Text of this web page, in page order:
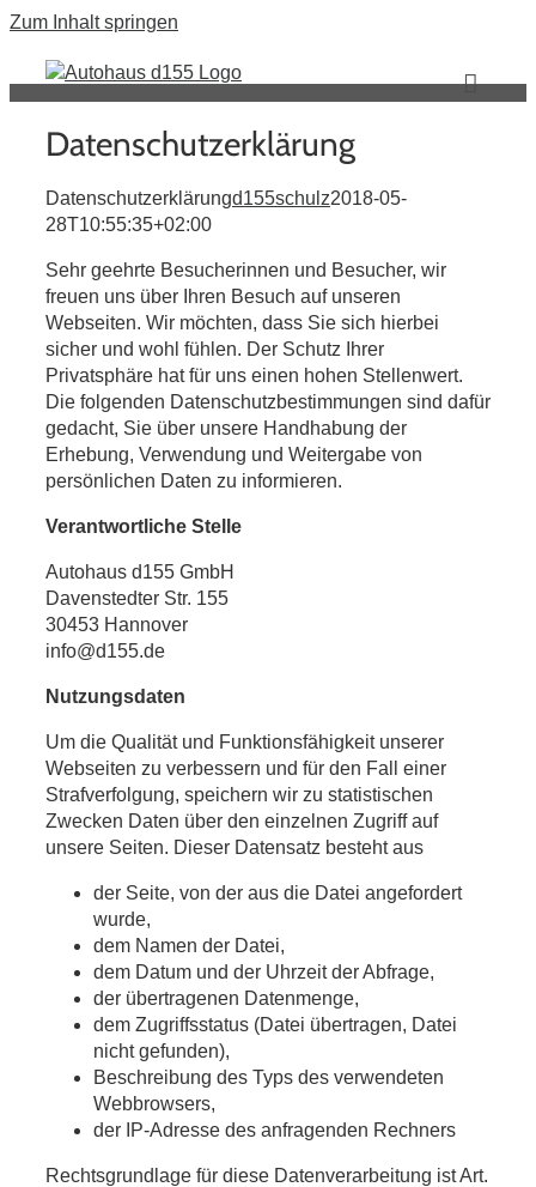
Zum Inhalt springen
Datenschutzerklärung
Datenschutzerklärungd155schulz2018-05-
28T10:55:35+02:00
Sehr geehrte Besucherinnen und Besucher, wir
freuen uns über Ihren Besuch auf unseren
Webseiten. Wir möchten, dass Sie sich hierbei
sicher und wohl fühlen. Der Schutz Ihrer
Privatsphäre hat für uns einen hohen Stellenwert.
Die folgenden Datenschutzbestimmungen sind dafür
gedacht, Sie über unsere Handhabung der
Erhebung, Verwendung und Weitergabe von
persönlichen Daten zu informieren.
Verantwortliche Stelle
Autohaus d155 GmbH
Davenstedter Str. 155
30453 Hannover
info@d155.de
Nutzungsdaten
Um die Qualität und Funktionsfähigkeit unserer
Webseiten zu verbessern und für den Fall einer
Strafverfolgung, speichern wir zu statistischen
Zwecken Daten über den einzelnen Zugriff auf
unsere Seiten. Dieser Datensatz besteht aus
der Seite, von der aus die Datei angefordert
wurde,
dem Namen der Datei,
dem Datum und der Uhrzeit der Abfrage,
der übertragenen Datenmenge,
dem Zugriffsstatus (Datei übertragen, Datei
nicht gefunden),
Beschreibung des Typs des verwendeten
Webbrowsers,
der IP-Adresse des anfragenden Rechners
Rechtsgrundlage für diese Datenverarbeitung ist Art.